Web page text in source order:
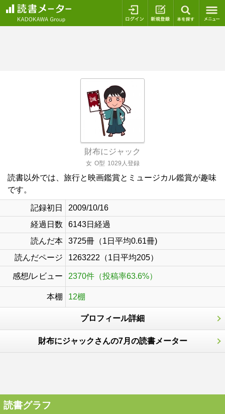
ログイン 新規登録
財布にジャック
女 O型 1029人登録
読書以外では、旅行と映画鑑賞とミュージカル鑑賞が趣味
です。
記録初日
2009/10/16
経過日数
6143日経過
読んだ本
3725冊（1日平均0.61冊)
読んだページ
1263222（1日平均205）
感想/レビュー 2370件（投稿率63.6%）
本棚 12棚
プロフィール詳細
財布にジャックさんの7月の読書メーター
読書グラフ